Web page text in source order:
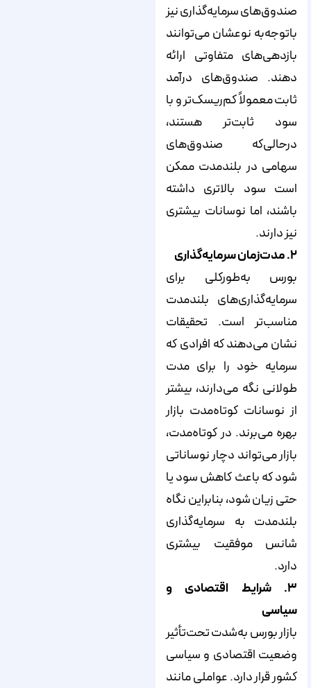
صندوق‌های سرمایه‌گذاری نیز
با‌توجه‌به نوعشان می‌توانند
بازدهی‌های متفاوتی ارائه
دهند. صندوق‌های درآمد
ثابت معمولاً کم‌ریسک‌تر و با
سود ثابت‌تر هستند،
در‌حالی‌که صندوق‌های
سهامی در بلندمدت ممکن
است سود بالاتری داشته
باشند، اما نوسانات بیشتری
نیز دارند.
۲. مدت‌زمان سرمایه‌گذاری
بورس به‌طور‌کلی برای
سرمایه‌گذاری‌های بلندمدت
مناسب‌تر است. تحقیقات
نشان می‌دهند که افرادی که
سرمایه خود را برای مدت
طولانی نگه می‌دارند، بیشتر
از نوسانات کوتاه‌مدت بازار
بهره می‌برند. در کوتاه‌مدت،
بازار می‌تواند دچار نوساناتی
شود که باعث کاهش سود یا
حتی زیان شود، بنابراین نگاه
بلندمدت به سرمایه‌گذاری
شانس موفقیت بیشتری
دارد.
۳. شرایط اقتصادی و
سیاسی
بازار بورس به‌شدت تحت‌تأثیر
وضعیت اقتصادی و سیاسی
کشور قرار دارد. عواملی مانند